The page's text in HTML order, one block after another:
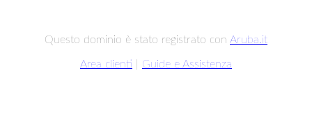
Questo dominio è stato registrato con Aruba.it
Area clienti Guide e Assistenza